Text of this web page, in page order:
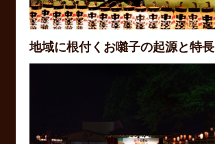
地域に根付くお囃子の起源と特長